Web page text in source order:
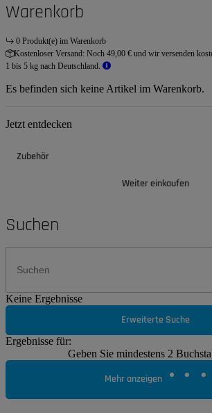
Warenkorb
0 Produkt(e) im Warenkorb
Kostenloser Versand: Noch 49,00 € und wir versenden
1 bis 5 kg nach Deutschland.
Es befinden sich keine Artikel im Warenkorb.
Jetzt entdecken
Zubehör
Weiter einkaufen
Suchen
Keine Ergebnisse
Erweiterte Suche
Ergebnisse für:
Geben Sie mindestens 2
Mehr anzeigen